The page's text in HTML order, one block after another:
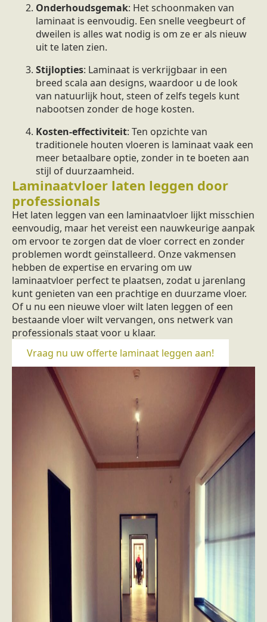
Onderhoudsgemak: Het schoonmaken van
laminaat is eenvoudig. Een snelle veegbeurt of
dweilen is alles wat nodig is om ze er als nieuw
uit te laten zien.
Stijlopties: Laminaat is verkrijgbaar in een
breed scala aan designs, waardoor u de look
van natuurlijk hout, steen of zelfs tegels kunt
nabootsen zonder de hoge kosten.
Kosten-effectiviteit: Ten opzichte van
traditionele houten vloeren is laminaat vaak een
meer betaalbare optie, zonder in te boeten aan
stijl of duurzaamheid.
Laminaatvloer laten leggen door
professionals
Het laten leggen van een laminaatvloer lijkt misschien
eenvoudig, maar het vereist een nauwkeurige aanpak
om ervoor te zorgen dat de vloer correct en zonder
problemen wordt geïnstalleerd. Onze vakmensen
hebben de expertise en ervaring om uw
laminaatvloer perfect te plaatsen, zodat u jarenlang
kunt genieten van een prachtige en duurzame vloer.
Of u nu een nieuwe vloer wilt laten leggen of een
bestaande vloer wilt vervangen, ons netwerk van
professionals staat voor u klaar.
Vraag nu uw offerte laminaat leggen aan!